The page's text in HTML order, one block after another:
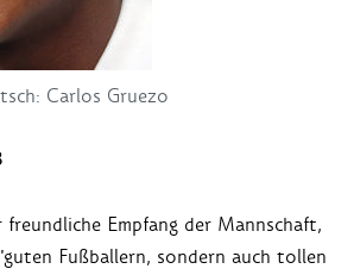
Carlos Gruezo
freundliche Empfang der Mannschaft,
Fußballern, sondern auch tollen